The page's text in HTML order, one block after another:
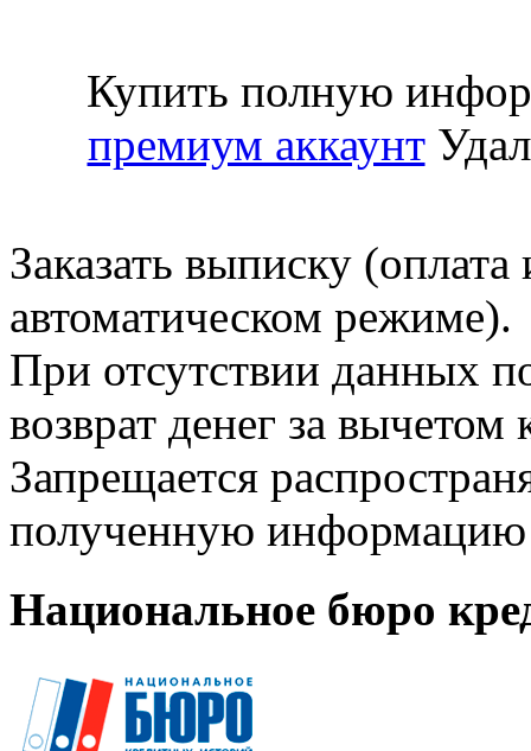
Купить полную
премиум аккаунт
Заказать выписку
автоматическом режиме).
При отсутствии данных
возврат денег за
Запрещается
полученную информацию
Национальное бюро